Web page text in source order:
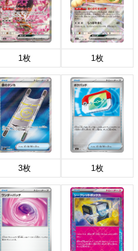
1枚 1枚
3枚 1枚